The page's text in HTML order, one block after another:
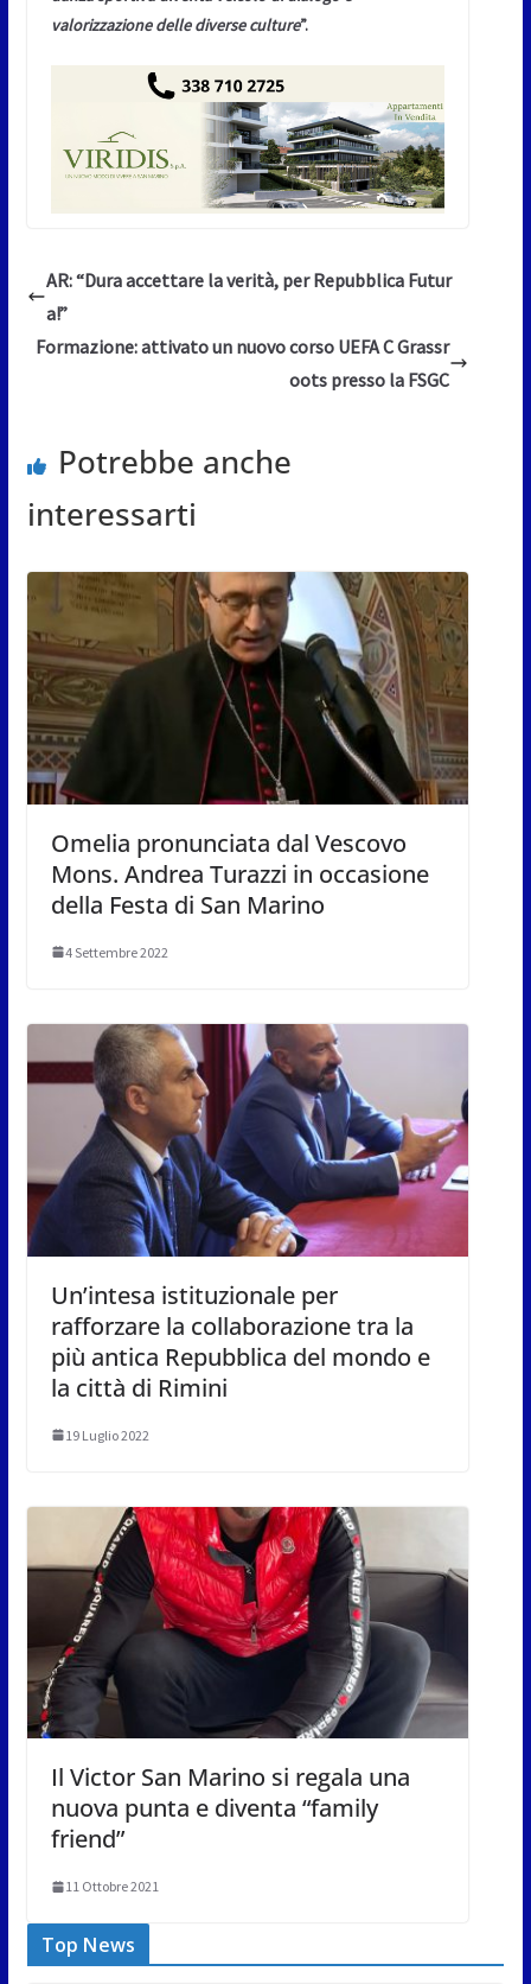
valorizzazione delle diverse culture”.
AR: “Dura accettare la verità, per Repubblica Futur
a!”
Formazione: attivato un nuovo corso UEFA C Grassr
oots presso la FSGC
Potrebbe anche
interessarti
Omelia pronunciata dal Vescovo
Mons. Andrea Turazzi in occasione
della Festa di San Marino
4 Settembre 2022
Un’intesa istituzionale per
rafforzare la collaborazione tra la
più antica Repubblica del mondo e
la città di Rimini
19 Luglio 2022
Il Victor San Marino si regala una
nuova punta e diventa “family
friend”
11 Ottobre 2021
Top News